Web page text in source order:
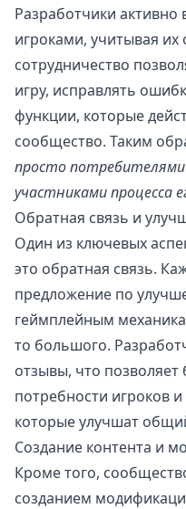
Разработчики активно
игроками, учитывая
сотрудничество
игру, исправлять
функции, которые
сообщество. Таким
просто
участниками процесса
Обратная связь и
Один из ключевых
это обратная связь.
предложение по
геймплейным
то большого.
отзывы, что позволяет
потребности игроков
которые улучшат
Создание контента и
Кроме того,
созданием